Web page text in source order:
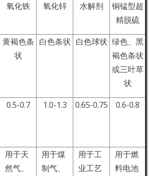
氧化铁 氧化锌 水解剂
铜锰型超
精脱硫
黄褐色条
状
白色条状 白色球状 绿色、黑
褐色条状
或三叶草
状
0.5-0.7 1.0-1.3 0.65-0.75 0.6-0.8
用于天
然气、
用于煤
制气、
用于工
业工艺
用于燃
料电池